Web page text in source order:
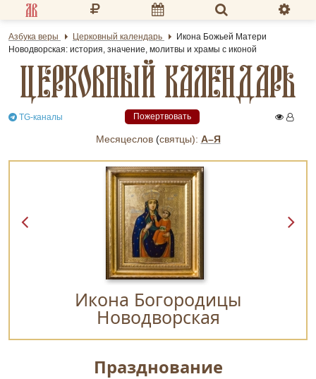
Разделы портала
«Азбука веры»
Гид
Библиотеки
Семья и здоровье
Азбука веры Церковный календарь
Икона Божьей Матери
Новодворская: история, значение, молитвы и храмы с иконой
ЦЕРКОВНЫЙ КАЛЕНДАРЬ
TG-каналы Пожертвовать
Месяцеслов(cвятцы): А–Я
Икона Богородицы
Новодворская
Празднование